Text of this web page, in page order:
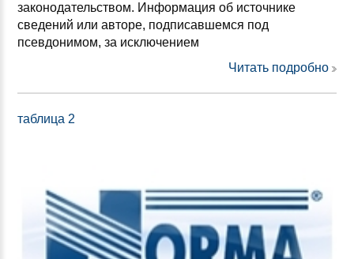
законодательством. Информация об источнике
сведений или авторе, подписавшемся под
псевдонимом, за исключением
Читать подробно
таблица 2